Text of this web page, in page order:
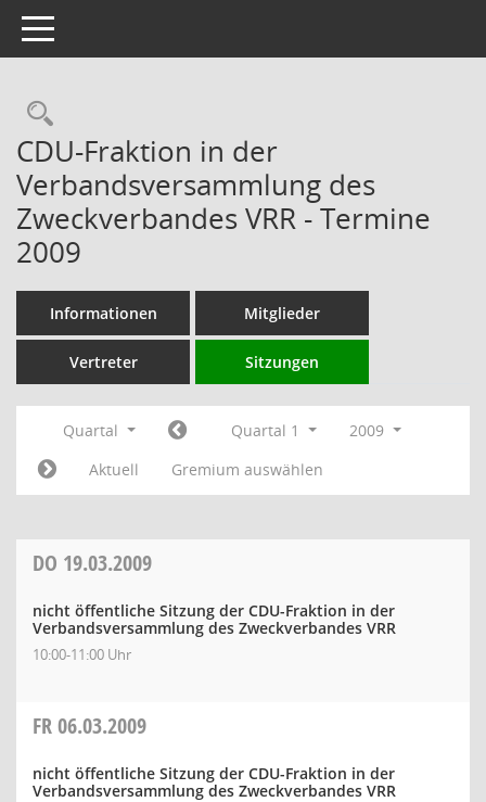
Toggle navigation
Rechercheauswahl
CDU-Fraktion in der
Verbandsversammlung des
Zweckverbandes VRR - Termine
2009
Informationen Mitglieder
Vertreter Sitzungen
Quartal Quartal 1
2009
Aktuell
Gremium auswählen
DO 19.03.2009
nicht öffentliche Sitzung der CDU-Fraktion in der
Verbandsversammlung des Zweckverbandes VRR
10:00-11:00 Uhr
FR06.03.2009
nicht öffentliche Sitzung der CDU-Fraktion in der
Verbandsversammlung des Zweckverbandes VRR